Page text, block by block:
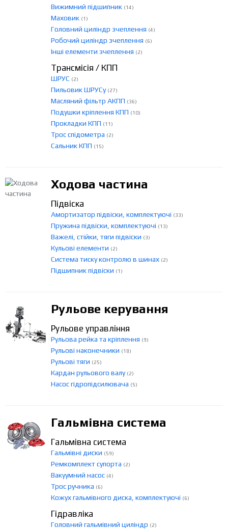
Вижимний підшипник (14)
Маховик (1)
Головний циліндр зчеплення (4)
Робочий циліндр зчеплення (6)
Інші елементи зчеплення (2)
Трансмісія / КПП
ШРУС (2)
Пильовик ШРУСу (27)
Масляний фільтр АКПП (36)
Подушки кріплення КПП (10)
Прокладки КПП (11)
Трос спідометра (2)
Сальник КПП (15)
Ходова частина
Підвіска
Амортизатор підвіски, комплектуючі (33)
Пружина підвіски, комплектуючі (13)
Важелі, стійки, тяги підвіски (3)
Кульові елементи (2)
Система тиску контролю в шинах (2)
Підшипник підвіски (1)
Рульове керування
Рульове управління
Рульова рейка та кріплення (9)
Рульові наконечники (18)
Рульові тяги (25)
Кардан рульового валу (2)
Насос гідропідсилювача (5)
Гальмівна система
Гальмівна система
Гальмівні диски (59)
Ремкомплект супорта (2)
Вакуумний насос (4)
Трос ручника (6)
Кожух гальмівного диска, комплектуючі (6)
Гідравліка
Головний гальмівний циліндр (2)